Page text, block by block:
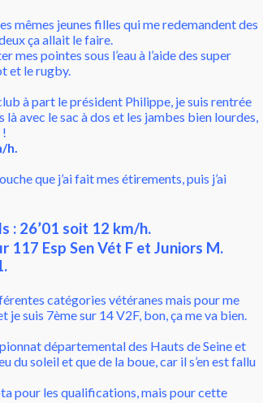
mêmes jeunes filles qui me redemandent des
ça allait le faire.
mes pointes sous l’eau à l’aide des super
et le rugby.
à part le président Philippe, je suis rentrée
avec le sac à dos et les jambes bien lourdes,
!
h.
que j’ai fait mes étirements, puis j’ai
: 26’01 soit 12 km/h.
117 Esp Sen Vét F et Juniors M.
catégories vétéranes mais pour me
je suis 7ème sur 14 V2F, bon, ça me va bien.
départemental des Hauts de Seine et
du soleil et que de la boue, car il s’en est fallu
pour les qualifications, mais pour cette